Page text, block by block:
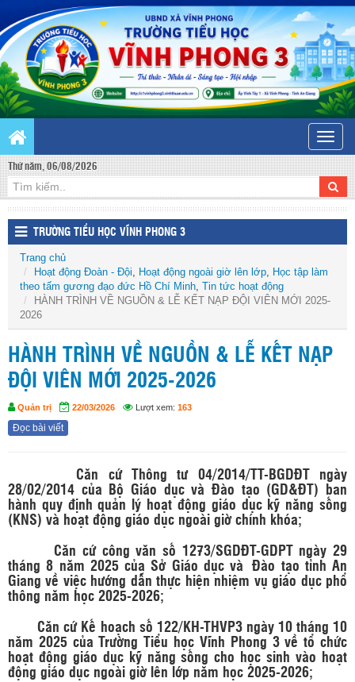
Toggle
Thứ năm, 06/08/2026
TRƯỜNG TIỂU HỌC VĨNH PHONG 3
Trang chủ
Hoạt động Đoàn - Đội, Hoạt động ngoài giờ lên lớp, Học tập làm
theo tấm gương đạo đức Hồ Chí Minh, Tin tức hoạt động
HÀNH TRÌNH VỀ NGUỒN & LỄ KẾT NẠP ĐỘI VIÊN MỚI 2025-
2026
HÀNH TRÌNH VỀ NGUỒN & LỄ KẾT NẠP
ĐỘI VIÊN MỚI 2025-2026
Quản trị 22/03/2026 Lượt xem: 163
Đọc bài viết
Căn cứ Thông tư 04/2014/TT-BGDĐT ngày
28/02/2014 của Bộ Giáo dục và Đào tạo (GD&ĐT) ban
hành quy định quản lý hoạt động giáo dục kỹ năng sống
(KNS) và hoạt động giáo dục ngoài giờ chính khóa;
Căn cứ công văn số 1273/SGDĐT-GDPT ngày 29
tháng 8 năm 2025 của Sở Giáo dục và Đào tạo tỉnh An
Giang về việc hướng dẫn thực hiện nhiệm vụ giáo dục phổ
thông năm học 2025-2026;
Căn cứ Kế hoạch số 122/KH-THVP3 ngày 10 tháng 10
năm 2025 của Trường Tiểu học Vĩnh Phong 3 về tổ chức
hoạt động giáo dục kỹ năng sống cho học sinh vào hoạt
động giáo dục ngoài giờ lên lớp năm học 2025-2026;